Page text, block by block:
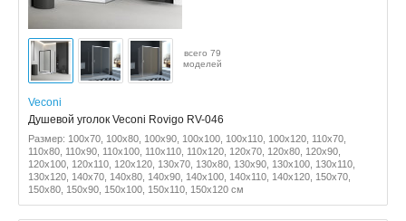
всего 79
моделей
Veconi
Душевой уголок Veconi Rovigo RV-046
Размер: 100x70, 100x80, 100x90, 100x100, 100x110, 100x120, 110x70,
110x80, 110x90, 110x100, 110x110, 110x120, 120x70, 120x80, 120x90,
120x100, 120x110, 120x120, 130x70, 130x80, 130x90, 130x100, 130x110,
130x120, 140x70, 140x80, 140x90, 140x100, 140x110, 140x120, 150x70,
150x80, 150x90, 150x100, 150x110, 150x120 см